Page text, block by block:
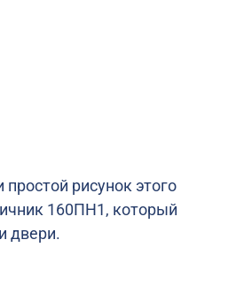
рисунок этого
160ПН1, который
двери.